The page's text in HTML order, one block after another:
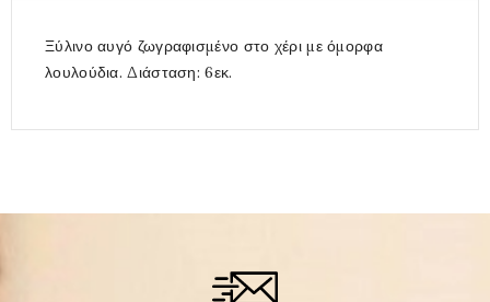
Ξύλινο αυγό ζωγραφισμένο στο χέρι με όμορφα
λουλούδια. Διάσταση: 6εκ.